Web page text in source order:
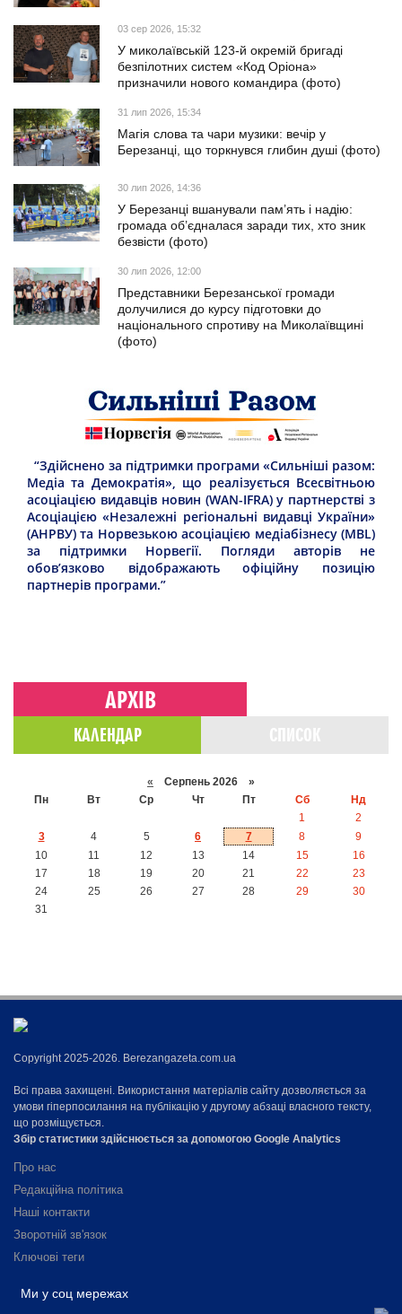
03 сер 2026, 15:32
У миколаївській 123-й окремій бригаді
безпілотних систем «Код Оріона»
призначили нового командира (фото)
31 лип 2026, 15:34
Магія слова та чари музики: вечір у
Березанці, що торкнувся глибин душі (фото)
30 лип 2026, 14:36
У Березанці вшанували пам’ять і надію:
громада об’єдналася заради тих, хто зник
безвісти (фото)
30 лип 2026, 12:00
Представники Березанської громади
долучилися до курсу підготовки до
національного спротиву на Миколаївщині
(фото)
“Здійснено за підтримки програми «Сильніші разом:
Медіа та Демократія», що реалізується Всесвітньою
асоціацією видавців новин (WAN-IFRA) у партнерстві з
Асоціацією «Незалежні регіональні видавці України»
(АНРВУ) та Норвезькою асоціацією медіабізнесу (MBL)
за підтримки Норвегії. Погляди авторів не
обов’язково відображають офіційну позицію
партнерів програми.”
АРХІВ
КАЛЕНДАР
« Серпень 2026 »
Пн
Вт Ср Чт Пт Сб
Нд
1
2
3
4 5 6 7 8
9
10
11 12 13 14 15
16
17
18 19 20 21 22
23
24
25 26 27 28 29
30
31
Copyright 2025-2026. Berezangazeta.com.ua
Всі права захищені. Використання матеріалів сайту дозволяється за
умови гіперпосилання на публікацію у другому абзаці власного тексту,
що розміщується.
Збір статистики здійснюється за допомогою Google Analytics
Про нас
Редакційна політика
Наші контакти
Зворотній зв'язок
Ключові теги
Ми у соц мережах